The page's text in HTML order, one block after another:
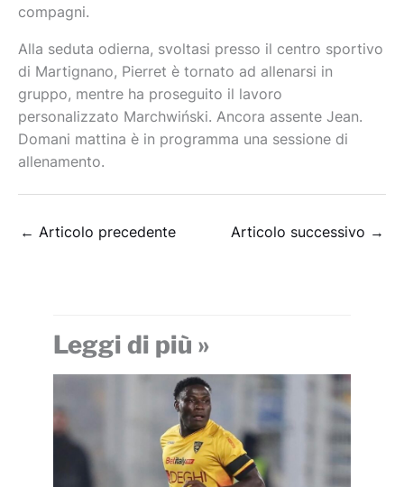
compagni.
Alla seduta odierna, svoltasi presso il centro sportivo
di Martignano, Pierret è tornato ad allenarsi in
gruppo, mentre ha proseguito il lavoro
personalizzato Marchwiński. Ancora assente Jean.
Domani mattina è in programma una sessione di
allenamento.
← Articolo precedente Articolo successivo →
Leggi di più »